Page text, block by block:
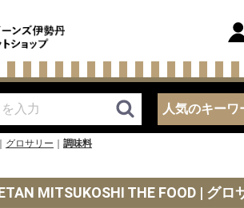
人気のキーワ
グロサリー 調味料
MITSUKOSHI THE FOOD | グロ